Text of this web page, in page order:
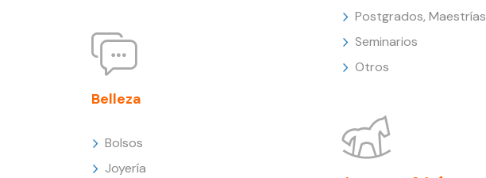
Belleza
Bolsos
Joyería
Postgrados, Maestrías
Seminarios
Otros